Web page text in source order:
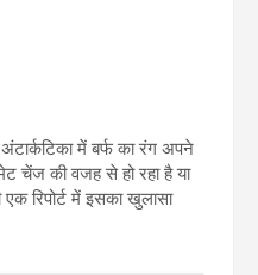
में बर्फ का रंग अपने
चेंज की वजह से हो रहा है या
रिपोर्ट में इसका खुलासा